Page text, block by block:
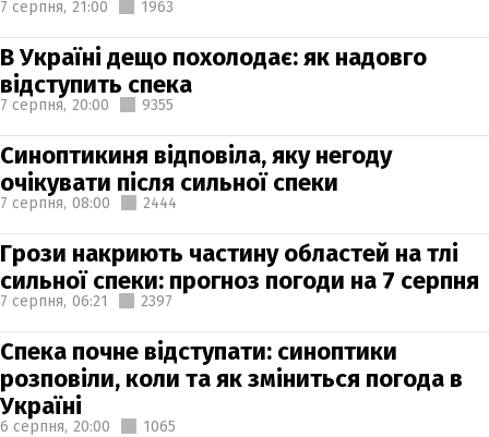
7 серпня, 21:00 1963
В Україні дещо похолодає: як надовго
відступить спека
7 серпня, 20:00 9355
Синоптикиня відповіла, яку негоду
очікувати після сильної спеки
7 серпня, 08:00 2444
Грози накриють частину областей на тлі
сильної спеки: прогноз погоди на 7 серпня
7 серпня, 06:21 2397
Спека почне відступати: синоптики
розповіли, коли та як зміниться погода в
Україні
6 серпня, 20:00 1065